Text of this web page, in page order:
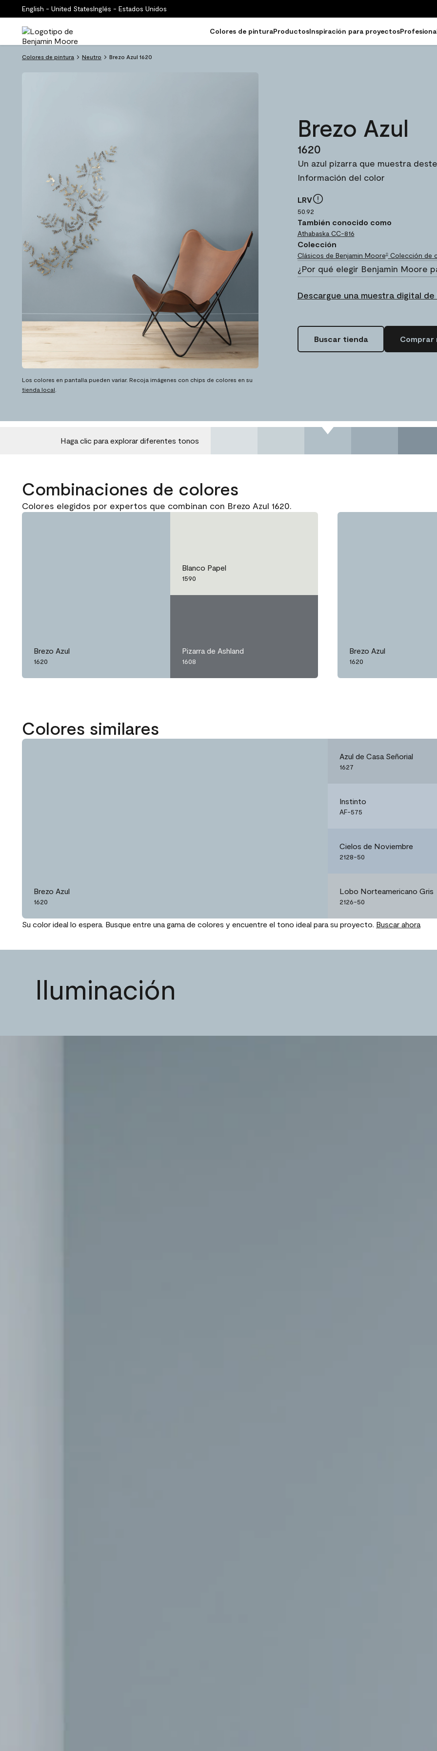
English - United StatesInglés - Estados Unidos
Colores de pinturaProductosInspiración para proyectos
Colores de pintura Neutro Brezo Azul 1620
Brezo Azul
1620
Un azul pizarra que muestra
Información del color
LRV
50.92
También conocido como
Athabaska CC-816
Colección
Clásicos de Benjamin Moore®Colección de
¿Por qué elegir Benjamin Moore
Descargue una muestra digital de
Buscar tienda Comprar
Los colores en pantalla pueden variar. Recoja imágenes con chips de colores en su
tienda local
Haga clic para explorar diferentes tonos
Combinaciones de colores
Colores elegidos por expertos que combinan con Brezo Azul 1620.
Brezo Azul
1620
Blanco Papel
1590
Pizarra de Ashland
1608
Brezo Azul
1620
Colores similares
Brezo Azul
1620
Azul de Casa Señorial
1627
Instinto
AF-575
Cielos de Noviembre
2128-50
Lobo Norteamericano Gris
2126-50
Su color ideal lo espera. Busque entre una gama de colores y encuentre el tono ideal para su proyecto. Buscar ahora
Iluminación